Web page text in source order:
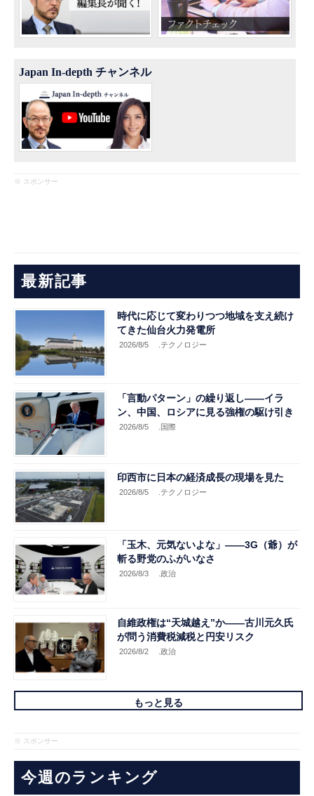
Japan In-depth チャンネル
※ スポンサー
最新記事
時代に応じて変わりつつ地域を支え続け
てきた仙台火力発電所
2026/8/5 .テクノロジー
「言動パターン」の繰り返し――イラ
ン、中国、ロシアに見る強権の駆け引き
2026/8/5 .国際
印西市に日本の経済成長の現場を見た
2026/8/5 .テクノロジー
「玉木、元気ないよな」――3G（爺）が
斬る野党のふがいなさ
2026/8/3 .政治
自維政権は“天城越え”か――古川元久氏
が問う消費税減税と円安リスク
2026/8/2 .政治
もっと見る
※ スポンサー
今週のランキング